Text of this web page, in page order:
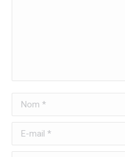
Nom *
E-mail *